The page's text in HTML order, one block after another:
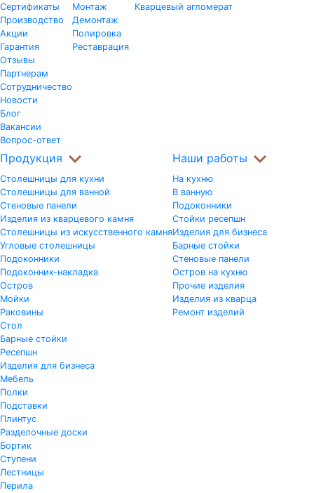
Сертификаты
Производство
Акции
Гарантия
Отзывы
Партнерам
Сотрудничество
Новости
Блог
Вакансии
Вопрос-ответ
Монтаж
Демонтаж
Полировка
Реставрация
Кварцевый агломерат
Продукция
Столешницы для кухни
Столешницы для ванной
Стеновые панели
Изделия из кварцевого камня
Столешницы из искусственного камня
Угловые столешницы
Подоконники
Подоконник-накладка
Остров
Мойки
Раковины
Стол
Барные стойки
Ресепшн
Изделия для бизнеса
Мебель
Полки
Подставки
Плинтус
Разделочные доски
Бортик
Ступени
Лестницы
Перила
Наши работы
На кухню
В ванную
Подоконники
Стойки ресепшн
Изделия для бизнеса
Барные стойки
Стеновые панели
Остров на кухню
Прочие изделия
Изделия из кварца
Ремонт изделий